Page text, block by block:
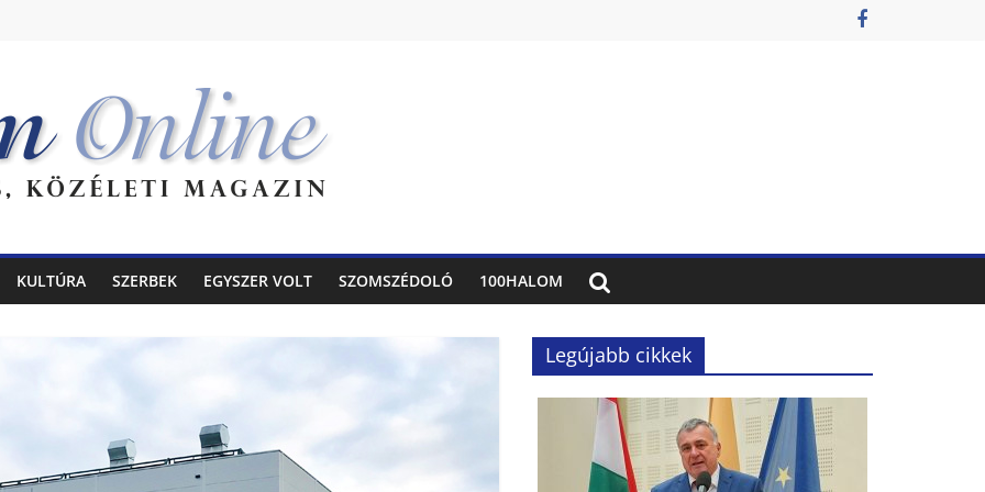
KULTÚRA SZERBEK EGYSZER VOLT SZOMSZÉDOLÓ 100HALOM
Legújabb cikkek